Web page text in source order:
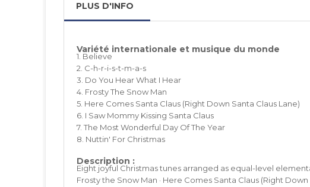
PLUS D'INFO
Variété internationale et musique du monde
1. Believe
2. C-h-r-i-s-t-m-a-s
3. Do You Hear What I Hear
4. Frosty The Snow Man
5. Here Comes Santa Claus (Right Down Santa Claus Lane)
6. I Saw Mommy Kissing Santa Claus
7. The Most Wonderful Day Of The Year
8. Nuttin' For Christmas
Description :
Eight joyful Christmas tunes arranged as equal-level
Frosty the Snow Man · Here Comes Santa Claus (Right